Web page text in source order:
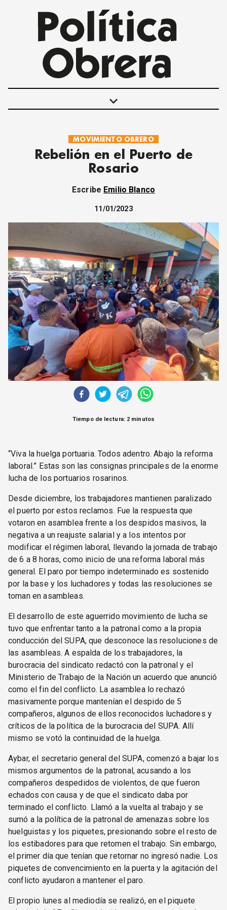
keyboard_arrow_down
POLÍTICAS
INTERNACIONALES
MOVIMIENTO OBRERO
ECONOMÍA
SOCIEDAD Y CULTURA
JUVENTUD
CORREO DE LECTORES
ARCHIVO
DECLARACIONES
OPINIÓN
ALTAMIRA RESPONDE
Política Obrera Revista
CONTACTO
MOVIMIENTO OBRERO
Rebelión en el Puerto de
Rosario
Escribe Emilio Blanco
11/01/2023
Tiempo de lectura: 2 minutos
“Viva la huelga portuaria. Todos adentro. Abajo la reforma
laboral.” Estas son las consignas principales de la enorme
lucha de los portuarios rosarinos.
Desde diciembre, los trabajadores mantienen paralizado
el puerto por estos reclamos. Fue la respuesta que
votaron en asamblea frente a los despidos masivos, la
negativa a un reajuste salarial y a los intentos por
modificar el régimen laboral, llevando la jornada de trabajo
de 6 a 8 horas, como inicio de una reforma laboral más
general. El paro por tiempo indeterminado es sostenido
por la base y los luchadores y todas las resoluciones se
toman en asambleas.
El desarrollo de este aguerrido movimiento de lucha se
tuvo que enfrentar tanto a la patronal como a la propia
conducción del SUPA, que desconoce las resoluciones de
las asambleas. A espalda de los trabajadores, la
burocracia del sindicato redactó con la patronal y el
Ministerio de Trabajo de la Nación un acuerdo que anunció
como el fin del conflicto. La asamblea lo rechazó
masivamente porque mantenían el despido de 5
compañeros, algunos de ellos reconocidos luchadores y
críticos de la política de la burocracia del SUPA. Allí
mismo se votó la continuidad de la huelga.
Aybar, el secretario general del SUPA, comenzó a bajar los
mismos argumentos de la patronal, acusando a los
compañeros despedidos de violentos, de que fueron
echados con causa y de que el sindicato daba por
terminado el conflicto. Llamó a la vuelta al trabajo y se
sumó a la política de la patronal de amenazas sobre los
huelguistas y los piquetes, presionando sobre el resto de
los estibadores para que retomen el trabajo. Sin embargo,
el primer día que tenían que retornar no ingresó nadie. Los
piquetes de convencimiento en la puerta y la agitación del
conflicto ayudaron a mantener el paro.
El propio lunes al mediodía se realizó, en el piquete